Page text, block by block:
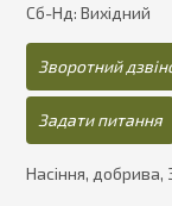
Сб-Нд: Вихідний
Зворотний
Задати питання
Насіння, добрива,